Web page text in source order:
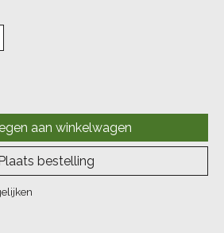
aan winkelwagen
bestelling